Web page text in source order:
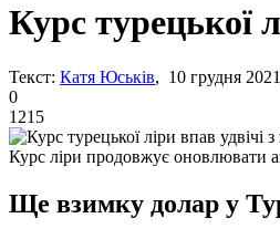
Курс турецької
Текст: Катя Юськів, 10 грудня
0
1215
Курс ліри продовжує оновлювати
Ще взимку долар у